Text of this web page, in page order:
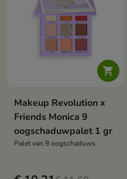

Makeup Revolution x
Friends Monica 9
oogschaduwpalet 1 gr
Palet van 9 oogschaduws